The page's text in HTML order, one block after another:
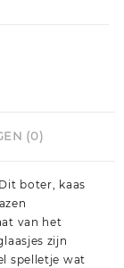
(0)
boter, kaas
van het
zijn
spelletje wat